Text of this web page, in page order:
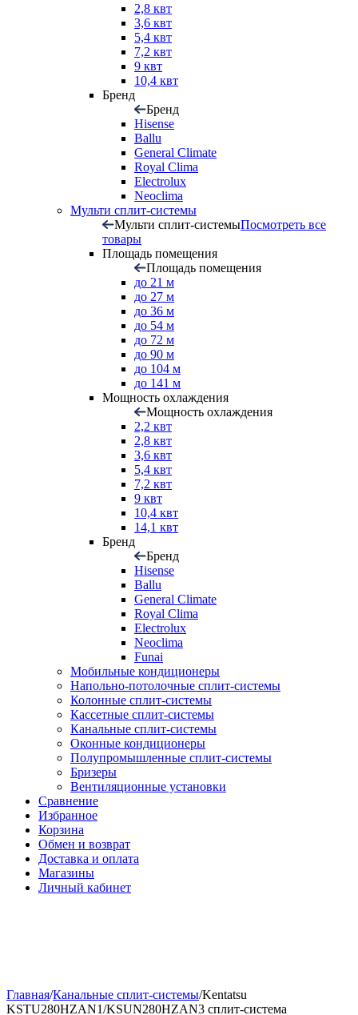
2,8 квт
3,6 квт
5,4 квт
7,2 квт
9 квт
10,4 квт
Бренд
Бренд
Hisense
Ballu
General Climate
Royal Clima
Electrolux
Neoclima
Мульти сплит-системы
Мульти сплит-системыПосмотреть все
товары
Площадь помещения
Площадь помещения
до 21 м
до 27 м
до 36 м
до 54 м
до 72 м
до 90 м
до 104 м
до 141 м
Мощность охлаждения
Мощность охлаждения
2,2 квт
2,8 квт
3,6 квт
5,4 квт
7,2 квт
9 квт
10,4 квт
14,1 квт
Бренд
Бренд
Hisense
Ballu
General Climate
Royal Clima
Electrolux
Neoclima
Funai
Мобильные кондиционеры
Напольно-потолоч​ные ​сплит-системы
Колонные ​​сплит-системы
Кассетные сплит-системы
Канальные сплит-системы
Оконные кондиционеры
Полупромышленные сплит-системы
Бризеры
Вентиляционные установки
Сравнение
Избранное
Корзина
Обмен и возврат
Доставка и оплата
Магазины
Личный кабинет
Главная/Канальные сплит-системы/Kentatsu
KSTU280HZAN1/KSUN280HZAN3 сплит-система